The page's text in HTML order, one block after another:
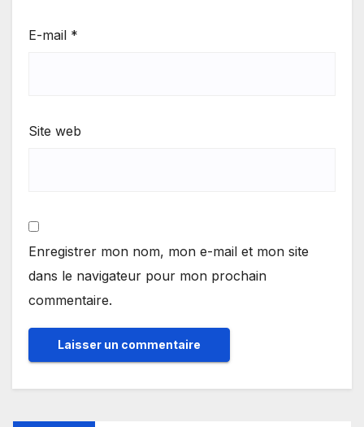
E-mail *
Site web
Enregistrer mon nom, mon e-mail et mon site
dans le navigateur pour mon prochain
commentaire.